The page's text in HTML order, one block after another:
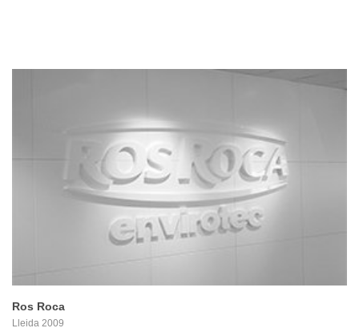
PROYECTO
Ros Roca
Lleida 2009